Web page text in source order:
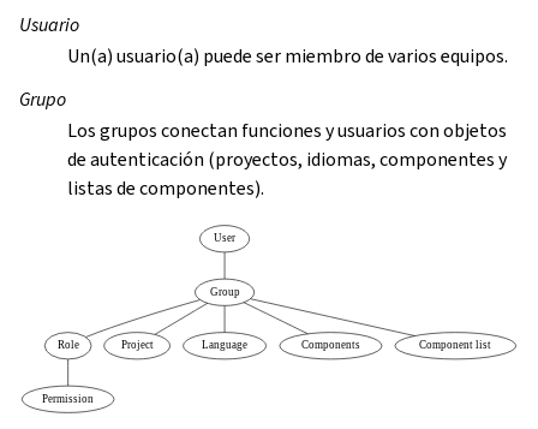
Usuario
Un(a) usuario(a) puede ser miembro de varios equipos.
Grupo
Los grupos conectan funciones y usuarios con objetos
de autenticación (proyectos, idiomas, componentes y
listas de componentes).